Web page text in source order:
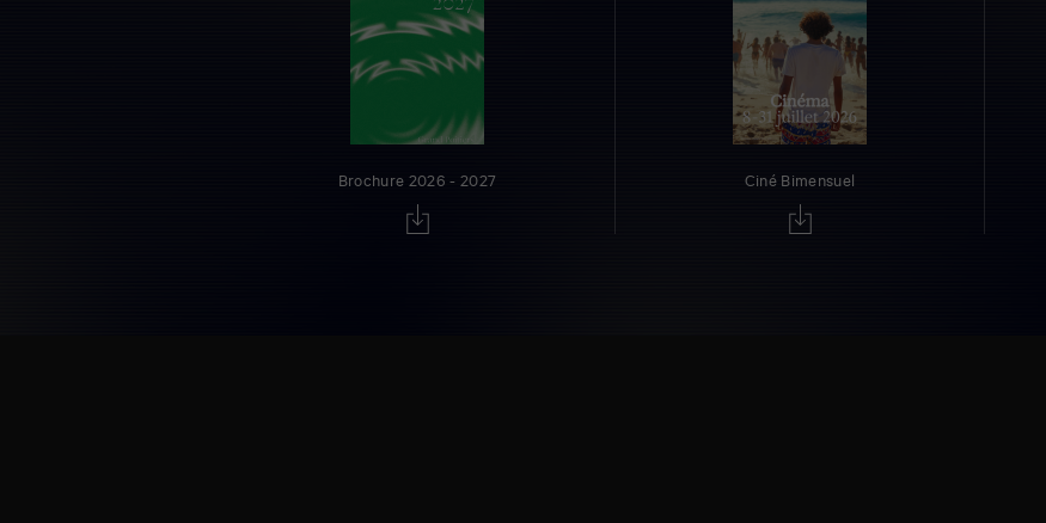
Brochure 2026 - 2027 Ciné Bimensuel